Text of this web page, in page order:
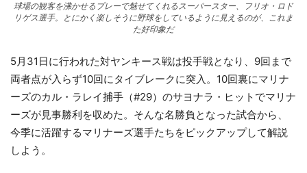
球場の観客を沸かせるプレーで魅せてくれるスーパースター、フリオ・ロド
リゲス選手。とにかく楽しそうに野球をしているように見えるのが、これま
た好印象だ
5月31日に行われた対ヤンキース戦は投手戦となり、9回まで
両者点が入らず10回にタイブレークに突入。10回裏にマリナ
ーズのカル・ラレイ捕手（#29）のサヨナラ・ヒットでマリナ
ーズが見事勝利を収めた。そんな名勝負となった試合から、
今季に活躍するマリナーズ選手たちをピックアップして解説
しよう。